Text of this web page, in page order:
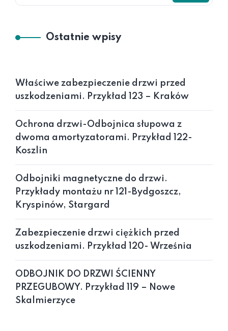
Ostatnie wpisy
Właściwe zabezpieczenie drzwi przed
uszkodzeniami. Przykład 123 – Kraków
Ochrona drzwi-Odbojnica słupowa z
dwoma amortyzatorami. Przykład 122-
Koszlin
Odbojniki magnetyczne do drzwi.
Przykłady montażu nr 121-Bydgoszcz,
Kryspinów, Stargard
Zabezpieczenie drzwi ciężkich przed
uszkodzeniami. Przykład 120- Września
ODBOJNIK DO DRZWI ŚCIENNY
PRZEGUBOWY. Przykład 119 – Nowe
Skalmierzyce